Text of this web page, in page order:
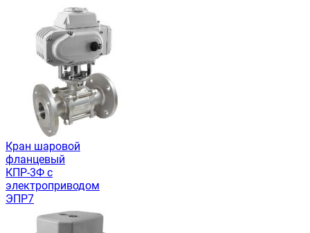
Кран шаровой
фланцевый
КПР-3Ф с
электроприводом
ЭПР7